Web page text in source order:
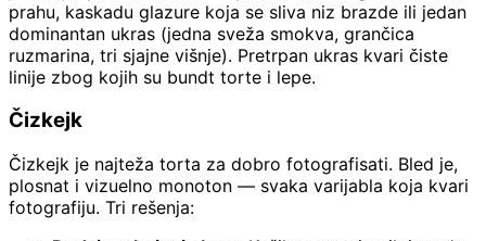
prahu, kaskadu glazure koja se sliva niz brazde ili jedan
dominantan ukras (jedna sveža smokva, grančica
ruzmarina, tri sjajne višnje). Pretrpan ukras kvari čiste
linije zbog kojih su bundt torte i lepe.
Čizkejk
Čizkejk je najteža torta za dobro fotografisati. Bled je,
plosnat i vizuelno monoton — svaka varijabla koja kvari
fotografiju. Tri rešenja: